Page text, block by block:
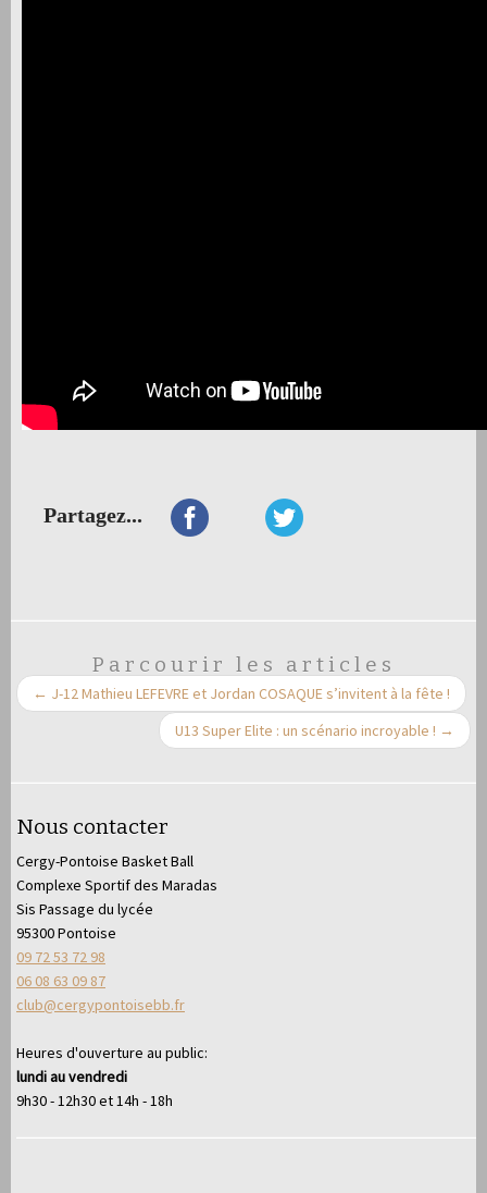
Partagez...
Parcourir les articles
← J-12 Mathieu LEFEVRE et Jordan COSAQUE s’invitent à la fête !
U13 Super Elite : un scénario incroyable ! →
Nous contacter
Cergy-Pontoise Basket Ball
Complexe Sportif des Maradas
Sis Passage du lycée
95300 Pontoise
09 72 53 72 98
06 08 63 09 87
club@cergypontoisebb.fr
Heures d'ouverture au public:
lundi au vendredi
9h30 - 12h30 et 14h - 18h